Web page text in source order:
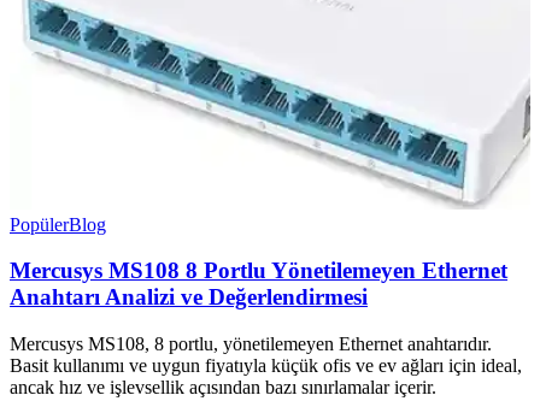
PopülerBlog
Mercusys MS108 8 Portlu Yönetilemeyen Ethernet
Anahtarı Analizi ve Değerlendirmesi
Mercusys MS108, 8 portlu, yönetilemeyen Ethernet anahtarıdır.
Basit kullanımı ve uygun fiyatıyla küçük ofis ve ev ağları için ideal,
ancak hız ve işlevsellik açısından bazı sınırlamalar içerir.